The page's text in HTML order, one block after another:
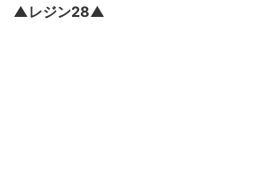
▲レジン28▲